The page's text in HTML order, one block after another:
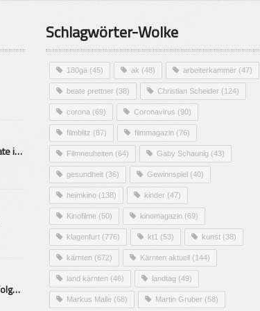
Alarmierende Selbstmordrate in Kärnten
Mittelstand – Fit fürs Land Folge 9- Konditor
Schlagwörter-Wolke
180ga (45) ak (48) arbeiterkammer (47)
beate prettner (38) Christian Scheider (124)
corona (69) Coronavirus (90)
filmblitz (87) filmmagazin (76)
Filmneuheiten (64) Gaby Schaunig (43)
gesundheit (36) Gewinnspiel (40)
heimkino (138) kinder (47)
Kinofilme (50) kinomagazin (69)
klagenfurt (776) kt1 (53) kunst (38)
kärnten (672) Kärnten aktuell (144)
land kärnten (46) landtag (49)
Markus Malle (68) Martin Gruber (58)